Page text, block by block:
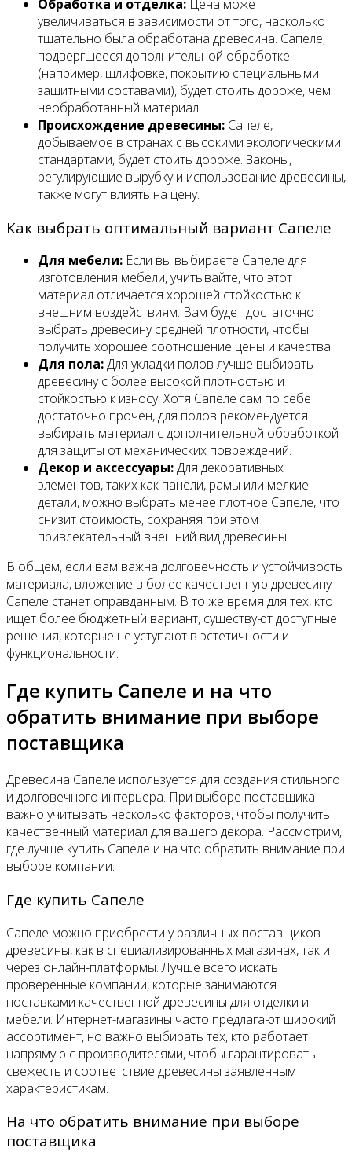
Обработка и отделка: Цена может
увеличиваться в зависимости от того, насколько
тщательно была обработана древесина. Сапеле,
подвергшееся дополнительной обработке
(например, шлифовке, покрытию специальными
защитными составами), будет стоить дороже, чем
необработанный материал.
Происхождение древесины: Сапеле,
добываемое в странах с высокими экологическими
стандартами, будет стоить дороже. Законы,
регулирующие вырубку и использование древесины,
также могут влиять на цену.
Как выбрать оптимальный вариант Сапеле
Для мебели: Если вы выбираете Сапеле для
изготовления мебели, учитывайте, что этот
материал отличается хорошей стойкостью к
внешним воздействиям. Вам будет достаточно
выбрать древесину средней плотности, чтобы
получить хорошее соотношение цены и качества.
Для пола:Для укладки полов лучше выбирать
древесину с более высокой плотностью и
стойкостью к износу. Хотя Сапеле сам по себе
достаточно прочен, для полов рекомендуется
выбирать материал с дополнительной обработкой
для защиты от механических повреждений.
Декор и аксессуары:Для декоративных
элементов, таких как панели, рамы или мелкие
детали, можно выбрать менее плотное Сапеле, что
снизит стоимость, сохраняя при этом
привлекательный внешний вид древесины.
В общем, если вам важна долговечность и устойчивость
материала, вложение в более качественную древесину
Сапеле станет оправданным. В то же время для тех, кто
ищет более бюджетный вариант, существуют доступные
решения, которые не уступают в эстетичности и
функциональности.
Где купить Сапеле и на что
обратить внимание при выборе
поставщика
Древесина Сапеле используется для создания стильного
и долговечного интерьера. При выборе поставщика
важно учитывать несколько факторов, чтобы получить
качественный материал для вашего декора. Рассмотрим,
где лучше купить Сапеле и на что обратить внимание при
выборе компании.
Где купить Сапеле
Сапеле можно приобрести у различных поставщиков
древесины, как в специализированных магазинах, так и
через онлайн-платформы. Лучше всего искать
проверенные компании, которые занимаются
поставками качественной древесины для отделки и
мебели. Интернет-магазины часто предлагают широкий
ассортимент, но важно выбирать тех, кто работает
напрямую с производителями, чтобы гарантировать
свежесть и соответствие древесины заявленным
характеристикам.
На что обратить внимание при выборе
поставщика